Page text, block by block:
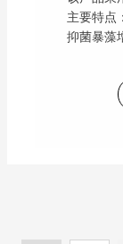
主要特点：满足植物生
抑菌暴藻